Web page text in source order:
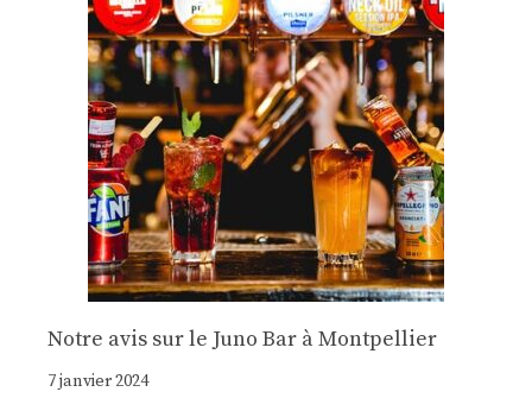
Notre avis sur le Juno Bar à Montpellier
7 janvier 2024